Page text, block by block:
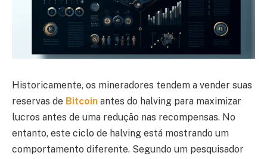
Historicamente, os mineradores tendem a vender suas
reservas de Bitcoin antes do halving para maximizar
lucros antes de uma redução nas recompensas. No
entanto, este ciclo de halving está mostrando um
comportamento diferente. Segundo um pesquisador